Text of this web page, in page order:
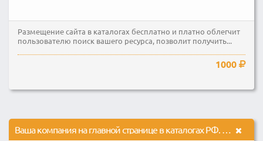
Размещение сайта в каталогах бесплатно и платно облегчит
пользователю поиск вашего ресурса, позволит получить...
1000
Ваша компания на главной странице в каталогах РФ. Премиум аккаунты